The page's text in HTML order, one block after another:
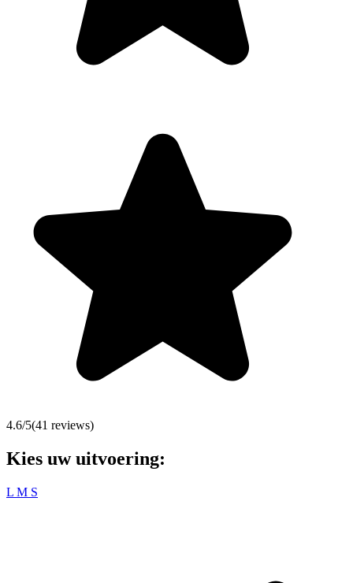
4.6/5(41 reviews)
Kies uw uitvoering:
L M S